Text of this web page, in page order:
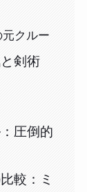
クルー
剣術
圧倒的
較：ミ